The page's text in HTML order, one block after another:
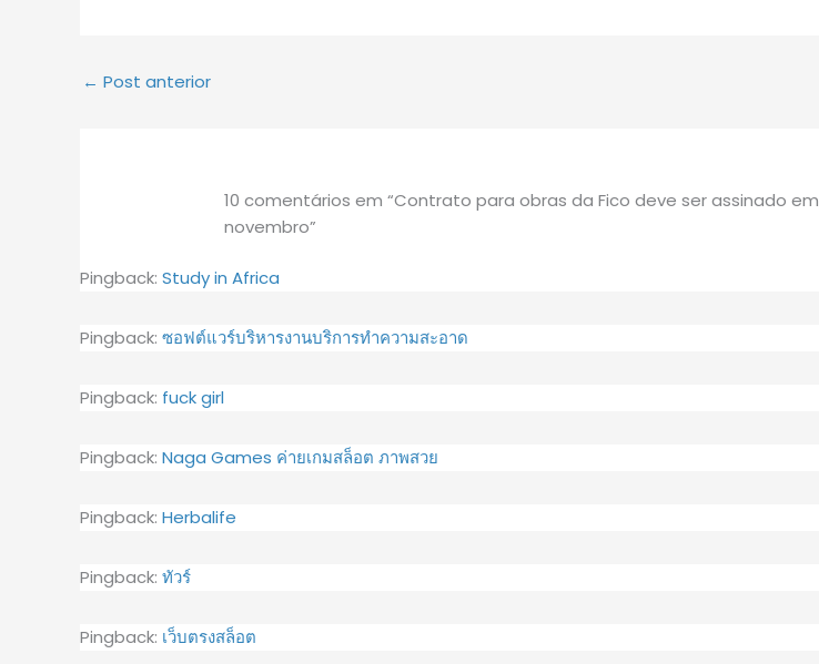
← Post anterior
10 comentários em “Contrato para obras da Fico deve ser assinado em
novembro”
Pingback: Study in Africa
Pingback: ซอฟต์แวร์บริหารงานบริการทำความสะอาด
Pingback: fuck girl
Pingback: Naga Games ค่ายเกมสล็อต ภาพสวย
Pingback: Herbalife
Pingback: ทัวร์
Pingback: เว็บตรงสล็อต